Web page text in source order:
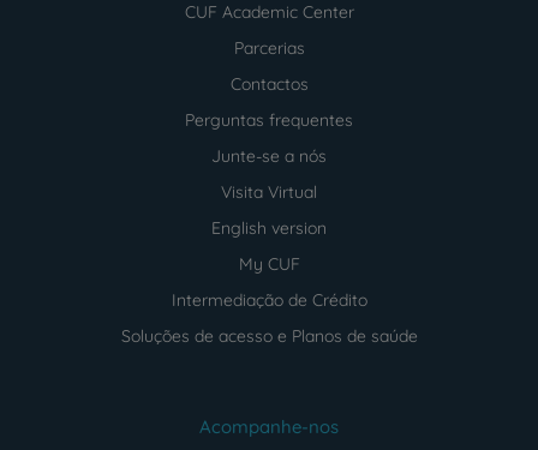
CUF Academic Center
Parcerias
Contactos
Perguntas frequentes
Junte-se a nós
Visita Virtual
English version
My CUF
Intermediação de Crédito
Soluções de acesso e Planos de saúde
Acompanhe-nos